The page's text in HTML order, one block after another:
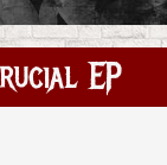
EP